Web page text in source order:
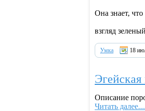
Она знает,
взгляд
Умка 18
Описание
Читать